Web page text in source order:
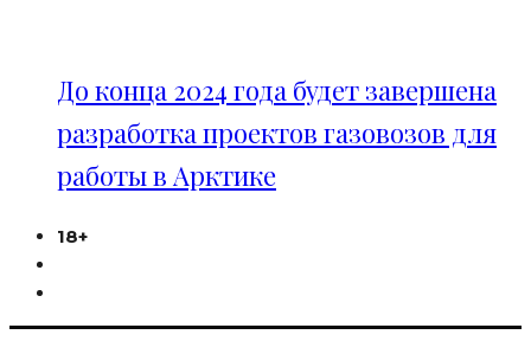
До конца 2024 года будет завершена
разработка проектов газовозов для
работы в Арктике
18+